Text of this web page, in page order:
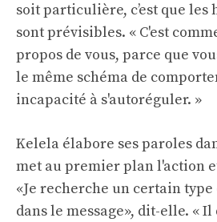
soit particulière, c’est que
sont prévisibles. « C'est
propos de vous, parce que
le même schéma de
incapacité à s'autoréguler. »
Kelela élabore ses paroles
met au premier plan l'action
«Je recherche un certain
dans le message», dit-elle. «